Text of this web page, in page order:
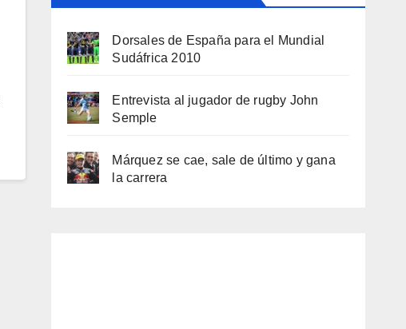
Dorsales de España para el Mundial
Sudáfrica 2010
Entrevista al jugador de rugby John
Semple
Márquez se cae, sale de último y gana
la carrera